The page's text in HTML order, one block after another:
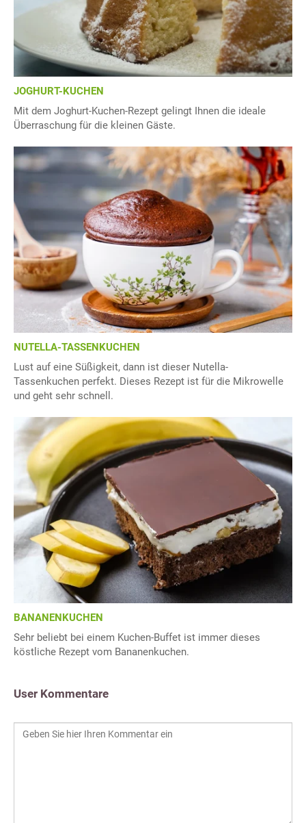
JOGHURT-KUCHEN
Mit dem Joghurt-Kuchen-Rezept gelingt Ihnen die ideale
Überraschung für die kleinen Gäste.
NUTELLA-TASSENKUCHEN
Lust auf eine Süßigkeit, dann ist dieser Nutella-
Tassenkuchen perfekt. Dieses Rezept ist für die Mikrowelle
und geht sehr schnell.
BANANENKUCHEN
Sehr beliebt bei einem Kuchen-Buffet ist immer dieses
köstliche Rezept vom Bananenkuchen.
User Kommentare